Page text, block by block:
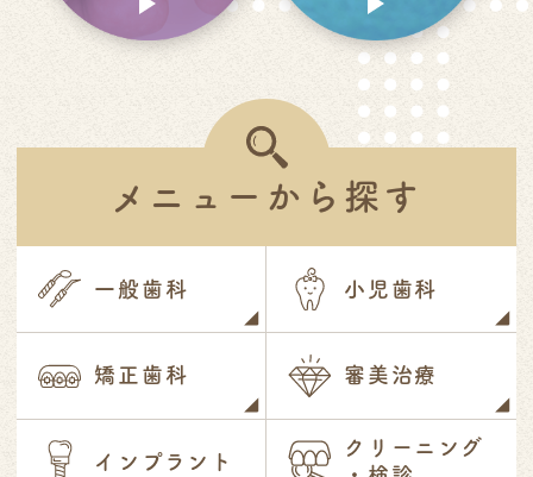
メニューから探す
一般歯科 小児歯科
矯正歯科 審美治療
インプラント
クリーニング